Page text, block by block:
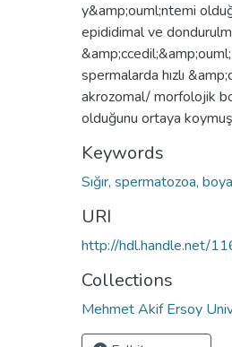
y&amp;ouml;ntemi
epididimal ve
spermalarda hızlı
akrozomal/ morfolojik
olduğunu ortaya
Keywords
Sığır, spermatozoa,
URI
http://hdl.handle.net/
Collections
Mehmet Akif Ersoy